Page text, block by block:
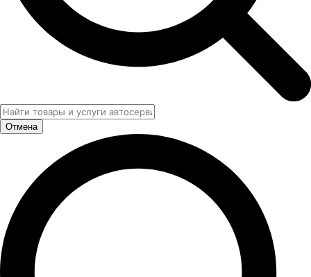
Отмена